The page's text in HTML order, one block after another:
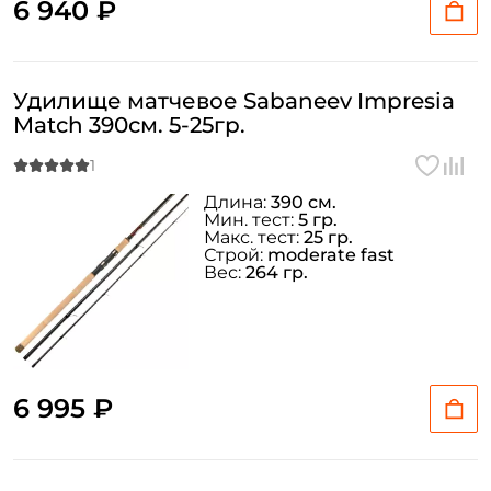
6 940 ₽
Удилище матчевое Sabaneev Impresia
Match 390см. 5-25гр.
6 995 ₽
Длина: 390 см.
Мин. тест: 5 гр.
Макс. тест: 25 гр.
Строй: moderate fast
Вес: 264 гр.